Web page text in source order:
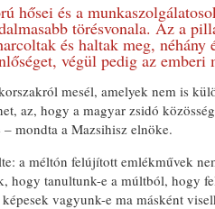
hősei és a
törésvonala. Az a
és haltak meg,
végül pedig az emberi
mesél, amelyek nem is
az, hogy a magyar zsidó
mondta a Mazsihisz elnöke.
a méltón felújított emlékművek
hogy tanultunk-e a múltból, hogy
vagyunk-e ma másként